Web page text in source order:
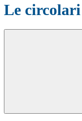
Le circolari